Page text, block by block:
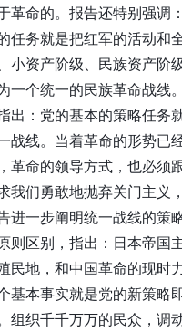
革命的。报告还特别强调
任务就是把红军的活动和
小资产阶级、民族资产阶
一个统一的民族革命战线
出：党的基本的策略任务
战线。当着革命的形势已
革命的领导方式，也必须跟
我们勇敢地抛弃关门主义
进一步阐明统一战线的策
则区别，指出：日本帝国
民地，和中国革命的现时
基本事实就是党的新策略
组织千千万万的民众，调